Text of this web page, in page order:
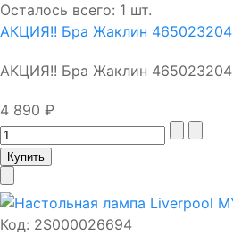
Осталось всего: 1 шт.
АКЦИЯ!! Бра Жаклин 465023204
АКЦИЯ!! Бра Жаклин 465023204
4 890 ₽
Код: 2S000026694